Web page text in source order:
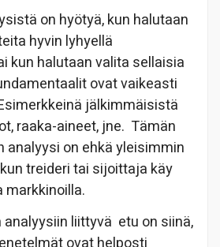
on hyötyä, kun halutaan
hyvin lyhyellä
kun halutaan valita sellaisia
ovat vaikeasti
jälkimmäisistä
raaka-aineet, jne. Tämän
analyysi on ehkä yleisimmin
treideri tai sijoittaja käy
markkinoilla.
analyysiin liittyvä etu on siinä,